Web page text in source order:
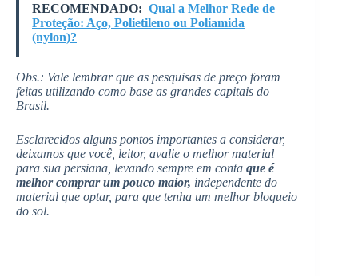
RECOMENDADO: Qual a Melhor Rede de
Proteção: Aço, Polietileno ou Poliamida
(nylon)?
Obs.: Vale lembrar que as pesquisas de preço foram
feitas utilizando como base as grandes capitais do
Brasil.
Esclarecidos alguns pontos importantes a considerar,
deixamos que você, leitor, avalie o melhor material
para sua persiana, levando sempre em conta que é
melhor comprar um pouco maior, independente do
material que optar, para que tenha um melhor bloqueio
do sol.